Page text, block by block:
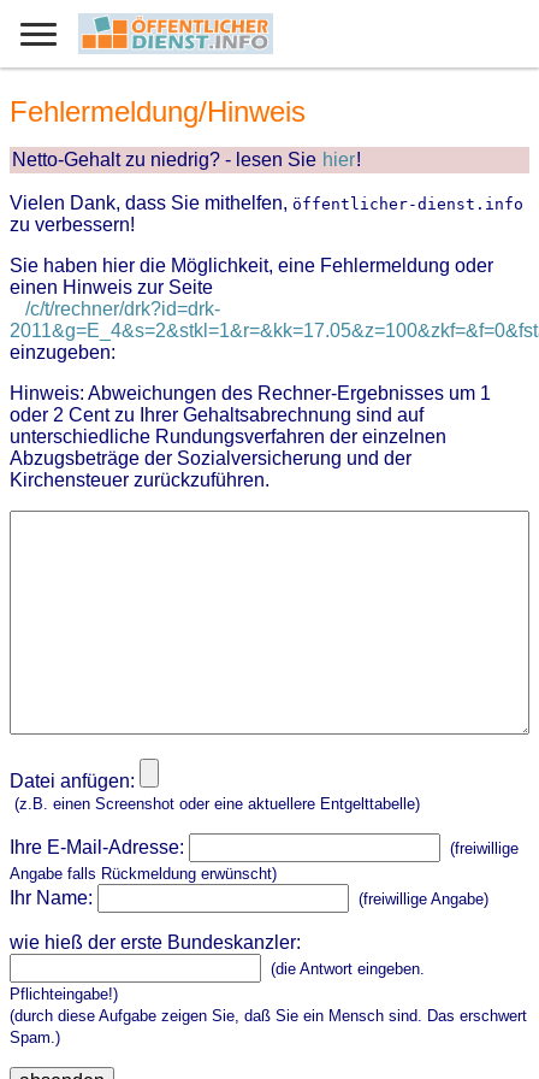
Fehlermeldung/Hinweis
Netto-Gehalt zu niedrig? - lesen Sie hier!
Vielen Dank, dass Sie mithelfen, öffentlicher-dienst.info
zu verbessern!
Sie haben hier die Möglichkeit, eine Fehlermeldung oder
einen Hinweis zur Seite
/c/t/rechner/drk?id=drk-
einzugeben:
Hinweis: Abweichungen des Rechner-Ergebnisses um 1
oder 2 Cent zu Ihrer Gehaltsabrechnung sind auf
unterschiedliche Rundungsverfahren der einzelnen
Abzugsbeträge der Sozialversicherung und der
Kirchensteuer zurückzuführen.
Datei anfügen:
(z.B. einen Screenshot oder eine aktuellere Entgelttabelle)
Ihre E-Mail-Adresse:
(freiwillige
Angabe falls Rückmeldung erwünscht)
Ihr Name: (freiwillige Angabe)
wie hieß der erste Bundeskanzler:
(die Antwort eingeben.
Pflichteingabe!)
(durch diese Aufgabe zeigen Sie, daß Sie ein Mensch sind. Das erschwert
Spam.)